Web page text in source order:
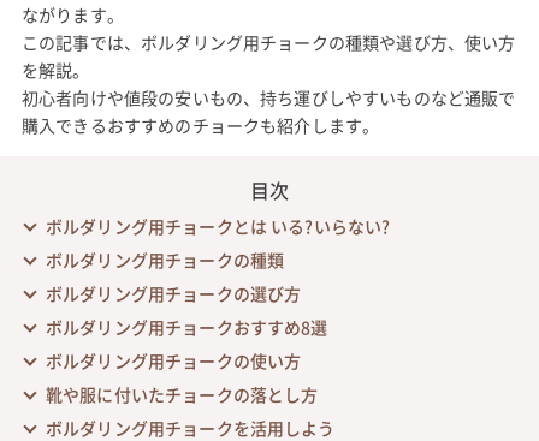
ながります。
この記事では、ボルダリング用チョークの種類や選び方、使い方
を解説。
初心者向けや値段の安いもの、持ち運びしやすいものなど通販で
購入できるおすすめのチョークも紹介します。
目次
ボルダリング用チョークとは いる?いらない?
ボルダリング用チョークの種類
ボルダリング用チョークの選び方
ボルダリング用チョークおすすめ8選
ボルダリング用チョークの使い方
靴や服に付いたチョークの落とし方
ボルダリング用チョークを活用しよう